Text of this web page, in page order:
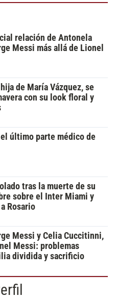
relación de Antonela
Messi más allá de Lionel
de María Vázquez, se
con su look floral y
último parte médico de
tras la muerte de su
sobre el Inter Miami y
Rosario
Messi y Celia Cuccitinni,
Messi: problemas
dividida y sacrificio